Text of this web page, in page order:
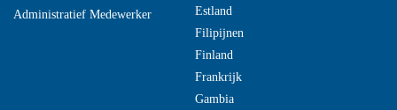
Administratief Medewerker
Estland
Filipijnen
Finland
Frankrijk
Gambia